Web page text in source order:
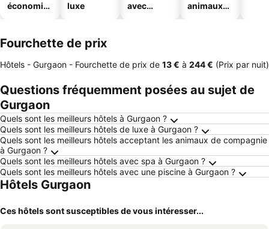
économiq
luxe
avec
animaux
Fourchette de prix
Hôtels - Gurgaon - Fourchette de prix de ‎13 € à ‎244 € (Prix par nuit)
Questions fréquemment posées au sujet de
Gurgaon
Quels sont les meilleurs hôtels à Gurgaon ?
Quels sont les meilleurs hôtels de luxe à Gurgaon ?
Quels sont les meilleurs hôtels acceptant les animaux de compagnie
à Gurgaon ?
Quels sont les meilleurs hôtels avec spa à Gurgaon ?
Quels sont les meilleurs hôtels avec une piscine à Gurgaon ?
Hôtels Gurgaon
Ces hôtels sont susceptibles de vous intéresser...